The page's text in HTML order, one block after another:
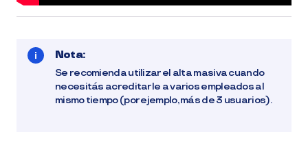
Nota:
Se recomienda utilizar el alta masiva cuando
necesitás acreditarle a varios empleados al
mismo tiempo (por ejemplo, más de 3 usuarios).